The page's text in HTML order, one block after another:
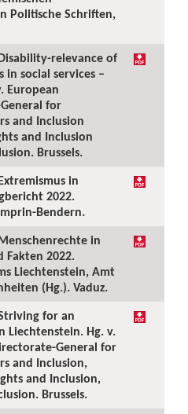
Politische Schriften,
relevance of
in social services –
European
for
and Inclusion
and Inclusion
Brussels.
in
2022.
Bendern.
in
Fakten 2022.
Liechtenstein, Amt
(Hg.). Vaduz.
for an
Liechtenstein. Hg. v.
General for
and Inclusion,
and Inclusion,
Brussels.